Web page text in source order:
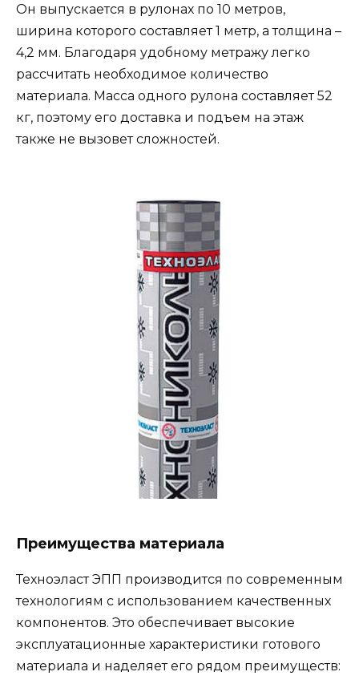
Он выпускается в рулонах по 10 метров,
ширина которого составляет 1 метр, а толщина –
4,2 мм. Благодаря удобному метражу легко
рассчитать необходимое количество
материала. Масса одного рулона составляет 52
кг, поэтому его доставка и подъем на этаж
также не вызовет сложностей.
Преимущества материала
Техноэласт ЭПП производится по современным
технологиям с использованием качественных
компонентов. Это обеспечивает высокие
эксплуатационные характеристики готового
материала и наделяет его рядом преимуществ: